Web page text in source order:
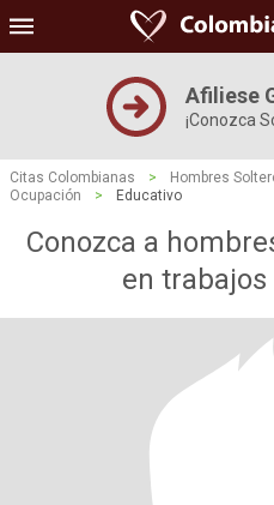
Afiliese
¡Conozca
Citas Colombianas > Hombres
Ocupación
> Educativo
Conozca a
en